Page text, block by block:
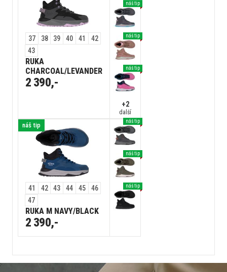
37 38 39 40 41
42
43
RUKA
CHARCOAL/LEVANDER
2 390,-
náš tip
náš tip
náš tip
+2
další
náš tip
41 42 43 44 45
46
47
RUKA M NAVY/BLACK
2 390,-
náš tip
náš tip
náš tip